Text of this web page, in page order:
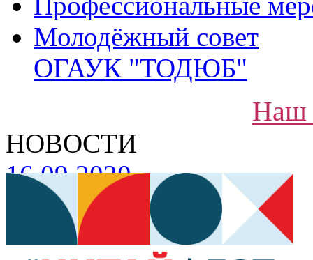
Молодёжный совет
ОГАУК "ТОДЮБ"
Наш
НОВОСТИ
16.09.2020